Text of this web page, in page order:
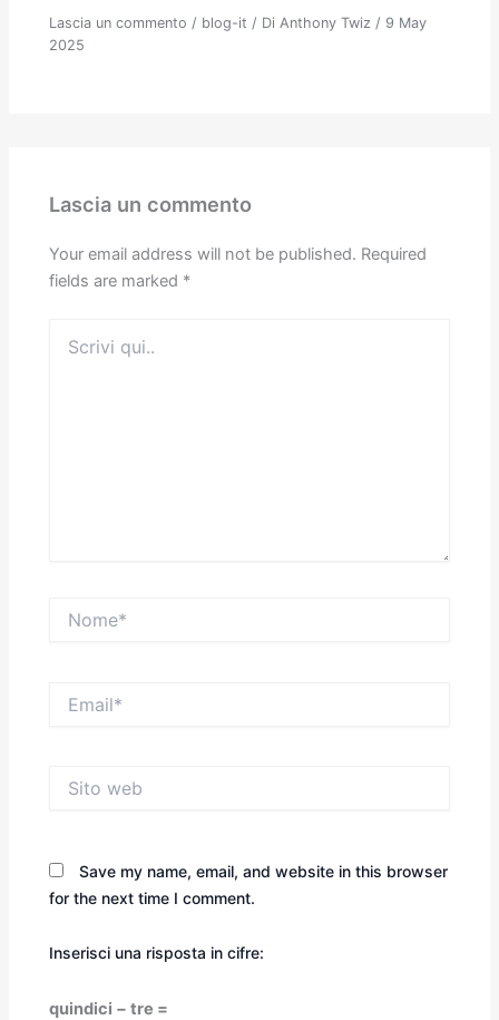
Lascia un commento / blog-it / DiAnthony Twiz/ 9 May
2025
Lascia un commento
Your email address will not be published. Required
fields are marked *
qui..
web
Save my name, email, and website in this browser
for the next time I comment.
Inserisci una risposta in cifre:
quindici − tre =